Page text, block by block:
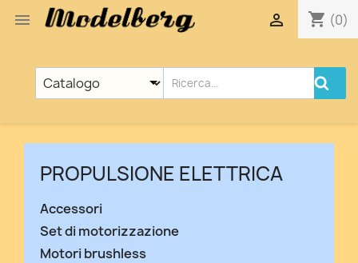
 shopping_cart (0)

PROPULSIONE ELETTRICA
Accessori
Set di motorizzazione
Motori brushless